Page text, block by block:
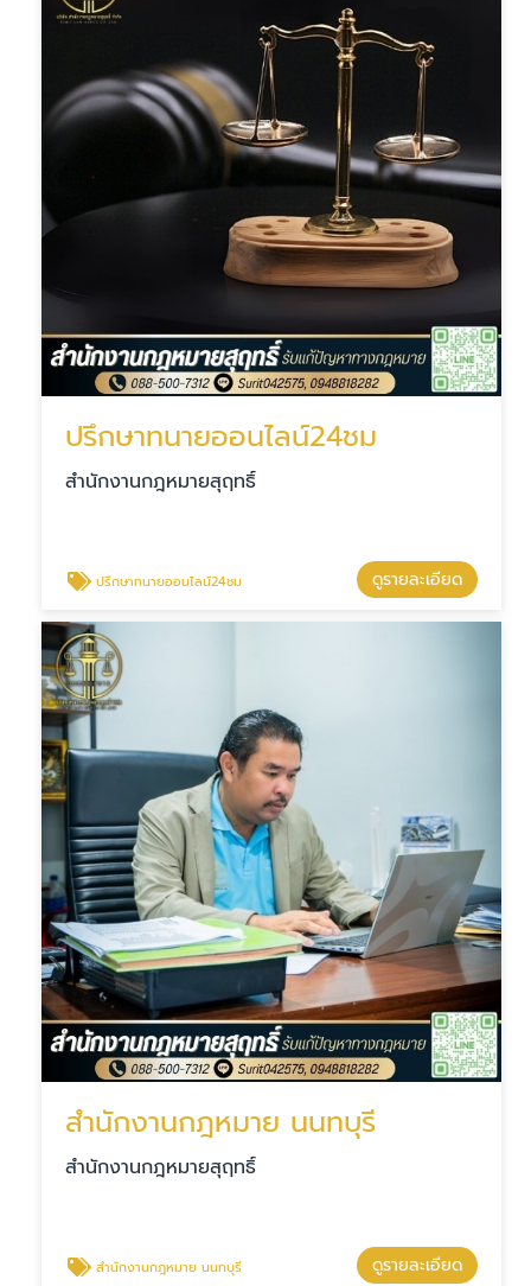
ปรึกษาทนายออนไลน์24ชม
สำนักงานกฎหมายสุฤทธิ์
ปรึกษาทนายออนไลน์24ชม ดูรายละเอียด
สํานักงานกฎหมาย นนทบุรี
สำนักงานกฎหมายสุฤทธิ์
สํานักงานกฎหมาย นนทบุรี ดูรายละเอียด